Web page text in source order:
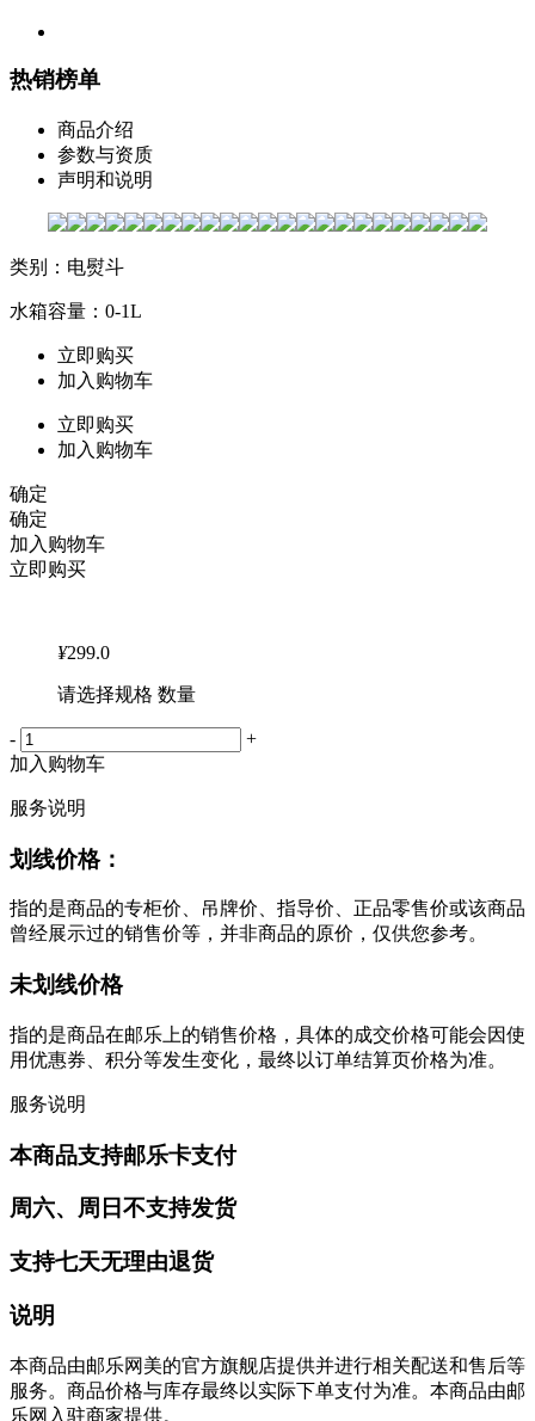
热销榜单
商品介绍
参数与资质
声明和说明
类别：电熨斗
水箱容量：0-1L
立即购买
加入购物车
立即购买
加入购物车
确定
确定
加入购物车
立即购买
¥299.0
请选择规格 数量
-
+
加入购物车
服务说明
划线价格：
指的是商品的专柜价、吊牌价、指导价、正品零售价或该商品
曾经展示过的销售价等，并非商品的原价，仅供您参考。
未划线价格
指的是商品在邮乐上的销售价格，具体的成交价格可能会因使
用优惠券、积分等发生变化，最终以订单结算页价格为准。
服务说明
本商品支持邮乐卡支付
周六、周日不支持发货
支持七天无理由退货
说明
本商品由邮乐网美的官方旗舰店提供并进行相关配送和售后等
服务。商品价格与库存最终以实际下单支付为准。本商品由邮
乐网入驻商家提供。